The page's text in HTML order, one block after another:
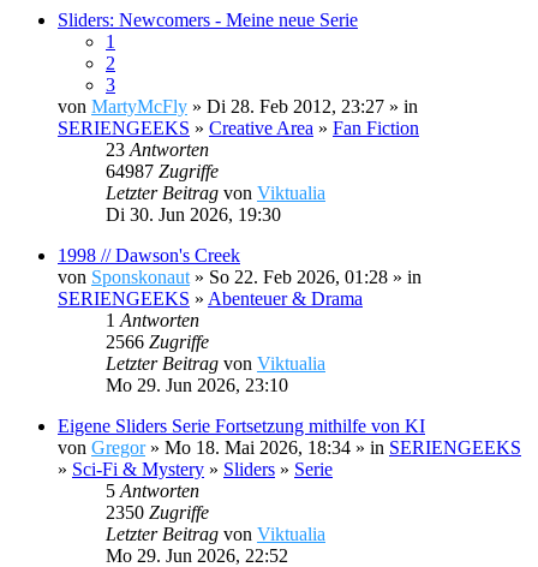
Sliders: Newcomers - Meine neue Serie
1
2
3
von MartyMcFly » Di 28. Feb 2012, 23:27 » in
SERIENGEEKS » Creative Area » Fan Fiction
23 Antworten
64987 Zugriffe
Letzter Beitrag von Viktualia
Di 30. Jun 2026, 19:30
1998 // Dawson's Creek
von Sponskonaut » So 22. Feb 2026, 01:28 » in
SERIENGEEKS » Abenteuer & Drama
1 Antworten
2566 Zugriffe
Letzter Beitrag von Viktualia
Mo 29. Jun 2026, 23:10
Eigene Sliders Serie Fortsetzung mithilfe von KI
von Gregor» Mo 18. Mai 2026, 18:34 » in SERIENGEEKS
» Sci-Fi & Mystery » Sliders » Serie
5 Antworten
2350 Zugriffe
Letzter Beitrag von Viktualia
Mo 29. Jun 2026, 22:52